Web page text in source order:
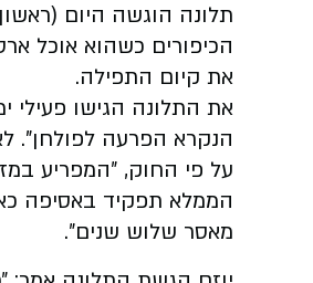
תלונה הוגשה היום
הכיפורים כשהוא אוכל
את קיום התפילה.
הנקרא הפרעה לפולחן".
על פי החוק, ״המפריע
הממלא תפקיד באסיפה
מאסר שלוש שנים״.